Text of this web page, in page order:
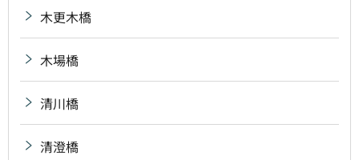
木更木橋
木場橋
清川橋
清澄橋